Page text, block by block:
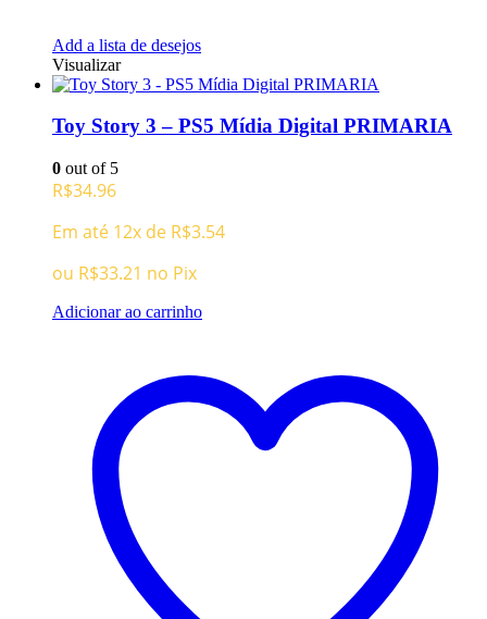
Add a lista de desejos
Visualizar
Toy Story 3 – PS5 Mídia Digital PRIMARIA
0 out of 5
R$34.96
Em até 12x de R$3.54
ou R$33.21 no Pix
Adicionar ao carrinho